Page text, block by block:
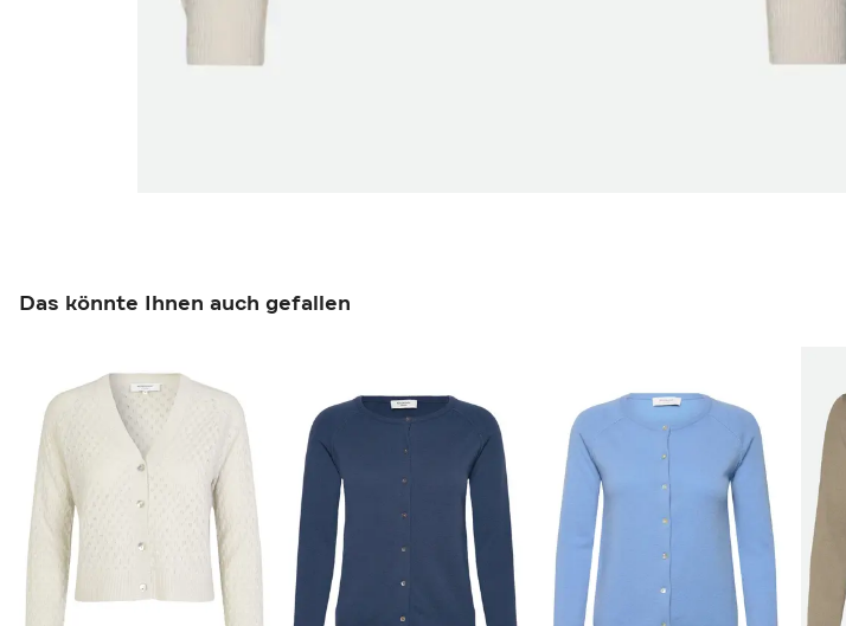
Das könnte Ihnen auch gefallen